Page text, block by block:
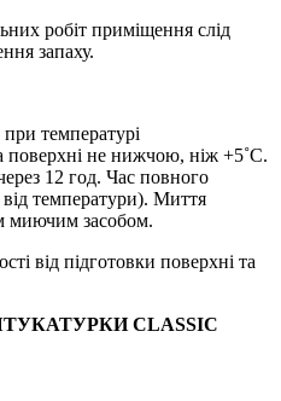
робіт приміщення слід
запаху.
температурі
поверхні не нижчою, ніж +5˚С.
12 год. Час повного
температури). Миття
миючим засобом.
від підготовки поверхні та
CLASSIC